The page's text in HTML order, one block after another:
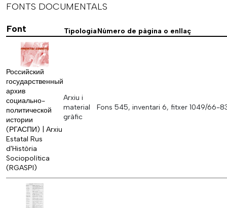
FONTS DOCUMENTALS
Font
TipologiaNúmero de pàgina o enllaç
Российский
государственный
архив
социально-
политической
истории
(РГАСПИ) | Arxiu
Estatal Rus
d'Història
Sociopolítica
(RGASPI)
Arxiu i
material
gràfic
Fons 545, inventari 6, fitxer 1049/66-